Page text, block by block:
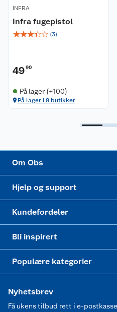
INFRA
Infra fugepistol
☆☆☆☆☆ (3)
4990
På lager (+100)
På lager i 8 butikker
Om Obs
Coop kjeder
Ledige stillinger
Hjelp og support
Betalingsalternativer
Leveringsalternativer
Kjøpsvilkår
Kundefordeler
Åpent kjøp
Klikk og hent
Bli inspirert
Festdrakter til hele familien
Populære kategorier
Hagemøbler og utemøbler
Nyhetsbrev
Få ukens tilbud rett i e-